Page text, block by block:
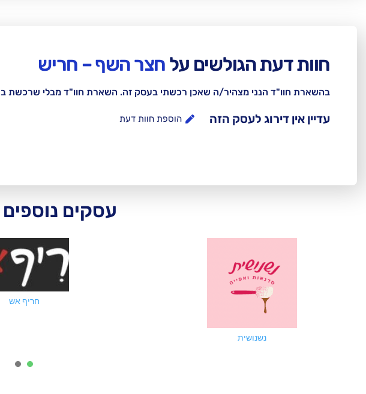
חוות דעת הגולשים על חצר השף – חריש
בהשארת חוו"ד הנני מצהיר/ה שאכן רכשתי בעסק זה. השארת חוו"ד מבלי שרכשת
עדיין אין דירוג לעסק הזה הוספת חוות דעת
עסקים
נשנושית
חריף אש